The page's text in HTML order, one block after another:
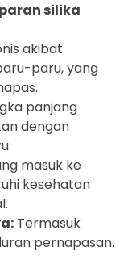
silika
akibat
paru, yang
panjang
dengan
masuk ke
kesehatan
Termasuk
pernapasan.